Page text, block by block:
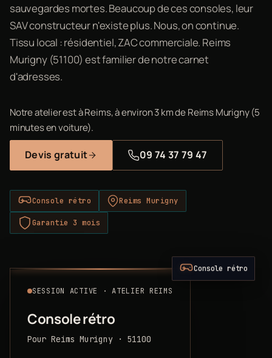
sauvegardes mortes. Beaucoup de ces consoles, leur
SAV constructeur n'existe plus. Nous, on continue.
Tissu local : résidentiel, ZAC commerciale. Reims
Murigny (51100) est familier de notre carnet
d'adresses.
Notre atelier est à Reims, à environ 3 km de Reims Murigny (5
minutes en voiture).
Devis gratuit 09 74 37 79 47
Console rétro Reims Murigny
Garantie 3 mois
SESSION ACTIVE · ATELIER REIMS
Console rétro
Pour Reims Murigny · 51100
Console rétro